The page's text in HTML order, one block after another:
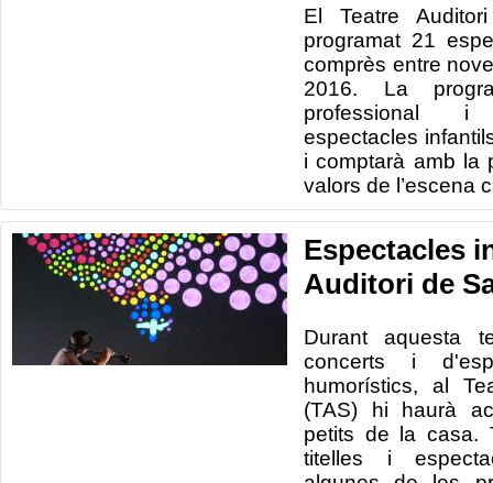
El Teatre
programat 21
comprès entre
2016. La
professional i
espectacles
i comptarà amb la
valors de l’escena
Espectacles
Auditori de
Durant aquesta
concerts i
humorístics, al
(TAS) hi haurà
petits de la casa.
titelles i